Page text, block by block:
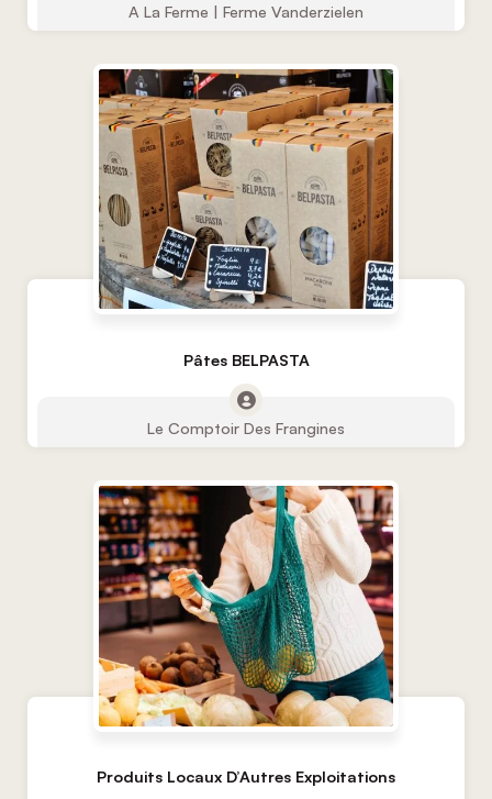
A La Ferme | Ferme Vanderzielen
Pâtes BELPASTA
Le Comptoir Des Frangines
Produits Locaux D’Autres Exploitations